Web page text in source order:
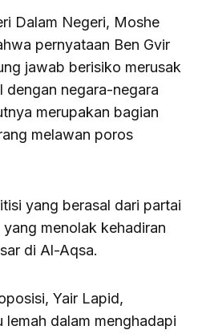
Dalam Negeri, Moshe
pernyataan Ben Gvir
jawab berisiko merusak
dengan negara-negara
merupakan bagian
melawan poros
yang berasal dari partai
menolak kehadiran
di Al-Aqsa.
Yair Lapid,
lemah dalam menghadapi